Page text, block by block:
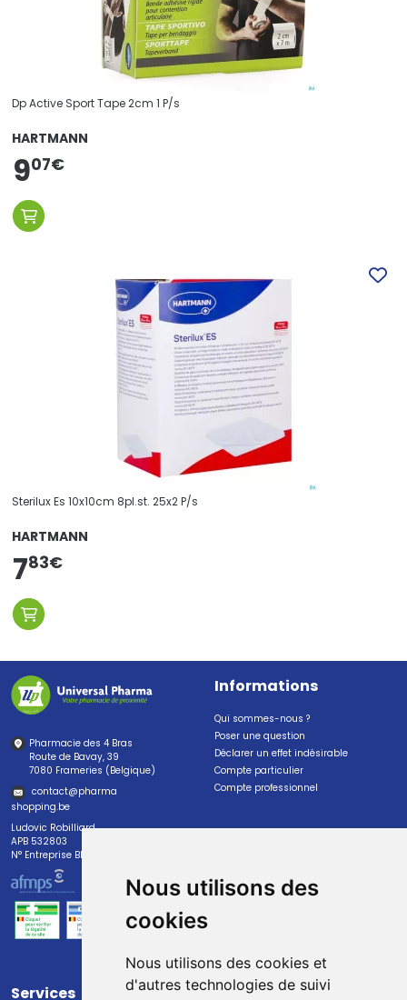
Nous utilisons des
cookies
Nous utilisons des cookies et
d'autres technologies de suivi
Dp Active Sport Tape 2cm 1 P/s
HARTMANN
907€
Sterilux Es 10x10cm 8pl.st. 25x2 P/s
HARTMANN
783€
Pharmacie des 4 Bras
Route de Bavay, 39
7080 Frameries (Belgique)
contact@pharma
shopping.be
Ludovic Robilliard
APB 532803
N° Entreprise BE0447.382.113
Informations
Qui sommes-nous ?
Poser une question
Déclarer un effet indésirable
Compte particulier
Compte professionnel
Services Paiement